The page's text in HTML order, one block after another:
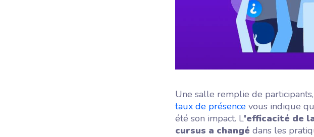
Une salle remplie de
taux de présence vous indique
été son impact. L'efficacité de
cursus a changé dans les